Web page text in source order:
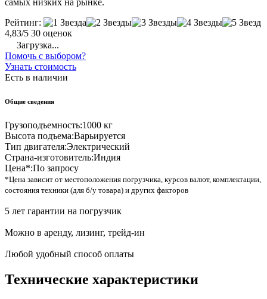
самых низких на рынке.
Рейтинг:
4,83/5 30 оценок
Загрузка...
Помочь с выбором?
Узнать стоимость
Есть в наличии
Общие сведения
Грузоподъемность:1000 кг
Высота подъема:Варьируется
Тип двигателя:Электрический
Страна-изготовитель:Индия
Цена*:По запросу
*Цена зависит от местоположения погрузчика, курсов валют, комплектации,
состояния техники (для б/у товара) и других факторов
5 лет гарантии на погрузчик
Можно в аренду, лизинг, трейд-ин
Любой удобный способ оплаты
Технические характеристики